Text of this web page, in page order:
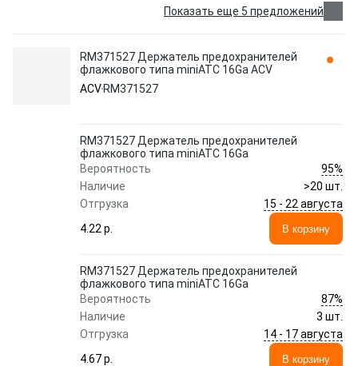
Показать еще 5 предложений
RM371527 Держатель предохранителей
флажкового типа miniATC 16Ga ACV
ACV RM371527
RM371527 Держатель предохранителей
флажкового типа miniATC 16Ga
Вероятность
95%
Наличие
>20 шт.
Отгрузка
15 - 22 августа
4.22 p.
В корзину
RM371527 Держатель предохранителей
флажкового типа miniATC 16Ga
Вероятность
87%
Наличие
3 шт.
Отгрузка
14 - 17 августа
4.67 p.
В корзину